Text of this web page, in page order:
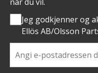
Jeg godkjenner og
Ellös AB/Olsson